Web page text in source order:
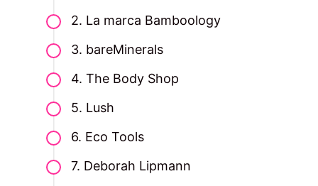
2. La marca Bamboology
3. bareMinerals
4. The Body Shop
5. Lush
6. Eco Tools
7. Deborah Lipmann